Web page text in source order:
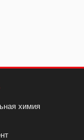
химия